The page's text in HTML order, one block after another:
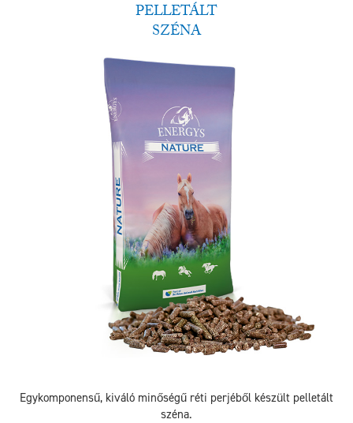
PELLETÁLT
SZÉNA
Egykomponensű, kiváló minőségű réti perjéből készült pelletált
széna.